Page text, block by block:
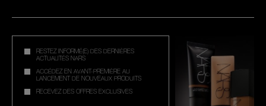
RESTEZ INFORMÉ(E) DES DERNIÈRES
ACTUALITÉS NARS
ACCÉDEZ EN AVANT-PREMIÈRE AU
LANCEMENT DE NOUVEAUX PRODUITS
RECEVEZ DES OFFRES EXCLUSIVES